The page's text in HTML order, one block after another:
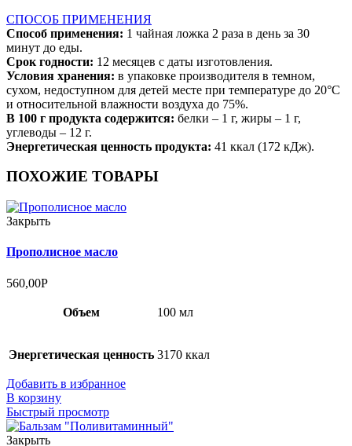
СПОСОБ ПРИМЕНЕНИЯ
Способ применения: 1 чайная ложка 2 раза в день за 30
минут до еды.
Срок годности: 12 месяцев с даты изготовления.
Условия хранения: в упаковке производителя в темном,
сухом, недоступном для детей месте при температуре до 20°С
и относительной влажности воздуха до 75%.
В 100 г продукта содержится: белки – 1 г, жиры – 1 г,
углеводы – 12 г.
Энергетическая ценность продукта: 41 ккал (172 кДж).
ПОХОЖИЕ ТОВАРЫ
Закрыть
Прополисное масло
560,00Р
Объем 100 мл
Энергетическая ценность 3170 ккал
Добавить в избранное
В корзину
Быстрый просмотр
Закрыть